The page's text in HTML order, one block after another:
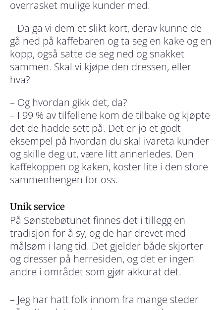
overrasket mulige kunder med.
– Da ga vi dem et slikt kort, derav kunne de
gå ned på kaffebaren og ta seg en kake og en
kopp, også satte de seg ned og snakket
sammen. Skal vi kjøpe den dressen, eller
hva?
– Og hvordan gikk det, da?
– I 99 % av tilfellene kom de tilbake og kjøpte
det de hadde sett på. Det er jo et godt
eksempel på hvordan du skal ivareta kunder
og skille deg ut, være litt annerledes. Den
kaffekoppen og kaken, koster lite i den store
sammenhengen for oss.
Unik service
På Sønstebøtunet finnes det i tillegg en
tradisjon for å sy, og de har drevet med
målsøm i lang tid. Det gjelder både skjorter
og dresser på herresiden, og det er ingen
andre i området som gjør akkurat det.
– Jeg har hatt folk innom fra mange steder